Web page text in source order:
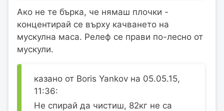
Ако не те бърка, че нямаш плочки -
концентирай се върху качването на
мускулна маса. Релеф се прави по-лесно от
мускули.
казано от Boris Yankov на 05.05.15,
11:36:
Не спирай да чистиш, 82кг не са